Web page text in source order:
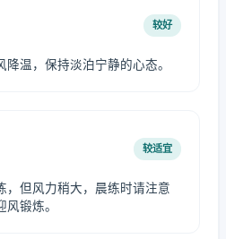
较好
温，保持淡泊宁静的心态。
较适宜
，但风力稍大，晨练时请注意
锻炼。